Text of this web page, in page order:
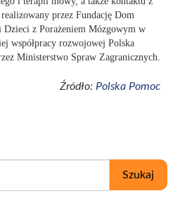
przez Fundację Dom
Dzieci z Porażeniem Mózgowym w
współpracy rozwojowej Polska
Ministerstwo Spraw Zagranicznych.
Źródło: Polska Pomoc
Szukaj